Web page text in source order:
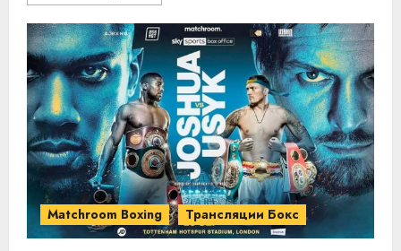
Matchroom Boxing Трансляции Бокс